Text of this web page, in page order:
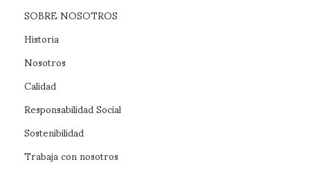
SOBRE NOSOTROS
Historia
Nosotros
Calidad
Responsabilidad Social
Sostenibilidad
Trabaja con nosotros